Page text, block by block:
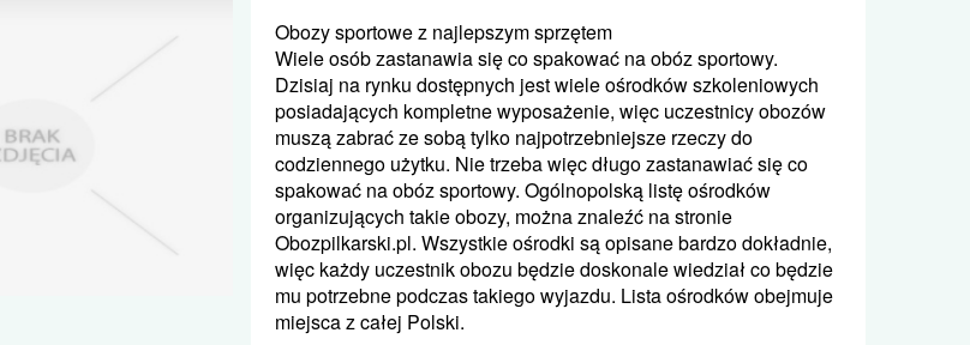
Obozy sportowe z najlepszym sprzętem
Wiele osób zastanawia się co spakować na obóz sportowy.
Dzisiaj na rynku dostępnych jest wiele ośrodków szkoleniowych
posiadających kompletne wyposażenie, więc uczestnicy obozów
muszą zabrać ze sobą tylko najpotrzebniejsze rzeczy do
codziennego użytku. Nie trzeba więc długo zastanawiać się co
spakować na obóz sportowy. Ogólnopolską listę ośrodków
organizujących takie obozy, można znaleźć na stronie
Obozpilkarski.pl. Wszystkie ośrodki są opisane bardzo dokładnie,
więc każdy uczestnik obozu będzie doskonale wiedział co będzie
mu potrzebne podczas takiego wyjazdu. Lista ośrodków obejmuje
miejsca z całej Polski.